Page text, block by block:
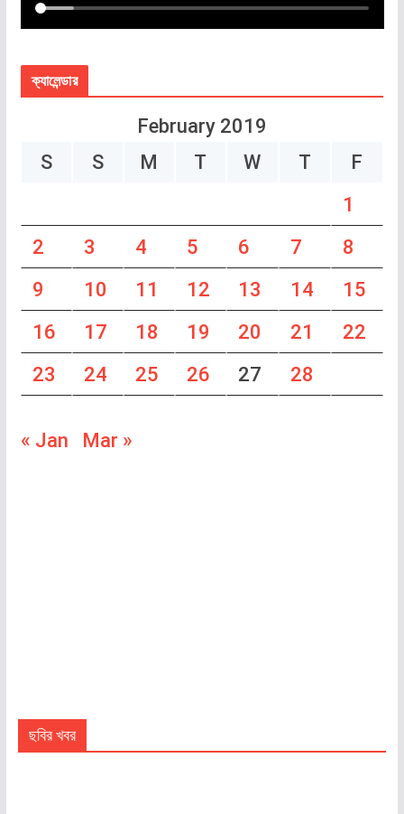
ক্যালেন্ডার
February 2019
S
S M T W T
F
1
2
3 4 5 6 7
8
9
10 11 12 13 14
15
16
17 18 19 20 21
22
23
24 25 26 27 28
« Jan Mar »
ছবির খবর